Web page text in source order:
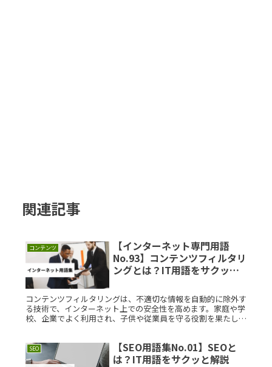
関連記事
コンテンツ
【インターネット専門用語
No.93】コンテンツフィルタリ
ングとは？IT用語をサクッと
コンテンツフィルタリングは、不適切な情報を自動的に除外す
る技術で、インターネット上での安全性を高めます。家庭や学
校、企業でよく利用され、子供や従業員を守る役割を果たしま
できます。
SEO
【SEO用語集No.01】SEOと
は？IT用語をサクッと解説